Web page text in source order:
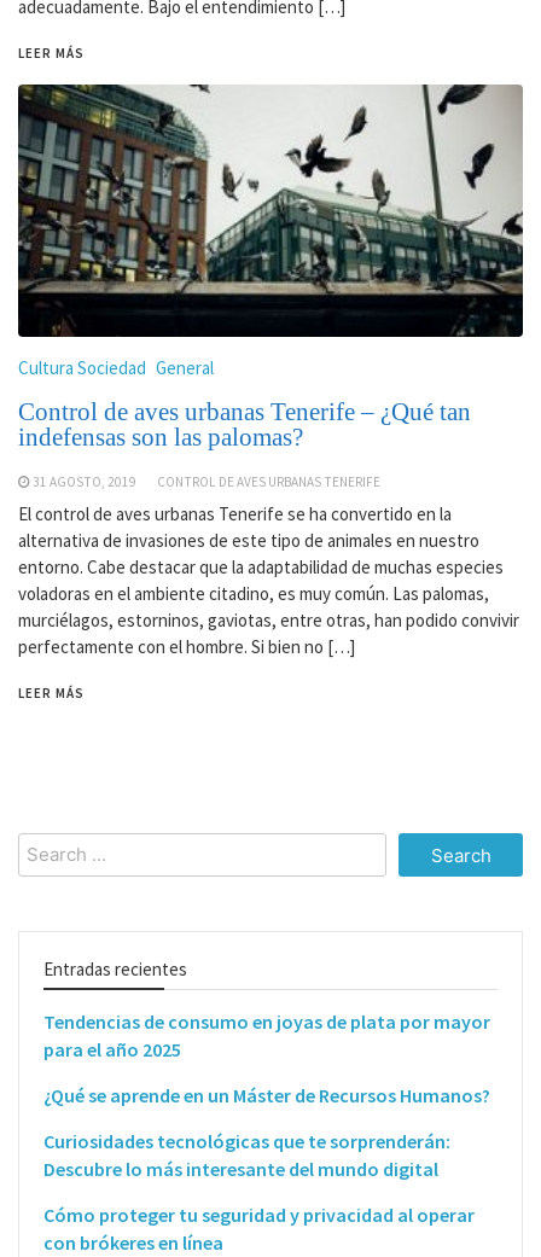
adecuadamente. Bajo el entendimiento […]
LEER MÁS
Cultura Sociedad General
Control de aves urbanas Tenerife – ¿Qué tan
indefensas son las palomas?
31 AGOSTO, 2019 CONTROL DE AVES URBANAS TENERIFE
El control de aves urbanas Tenerife se ha convertido en la
alternativa de invasiones de este tipo de animales en nuestro
entorno. Cabe destacar que la adaptabilidad de muchas especies
voladoras en el ambiente citadino, es muy común. Las palomas,
murciélagos, estorninos, gaviotas, entre otras, han podido convivir
perfectamente con el hombre. Si bien no […]
LEER MÁS
Search
for:
Entradas recientes
Tendencias de consumo en joyas de plata por mayor
para el año 2025
¿Qué se aprende en un Máster de Recursos Humanos?
Curiosidades tecnológicas que te sorprenderán:
Descubre lo más interesante del mundo digital
Cómo proteger tu seguridad y privacidad al operar
con brókeres en línea